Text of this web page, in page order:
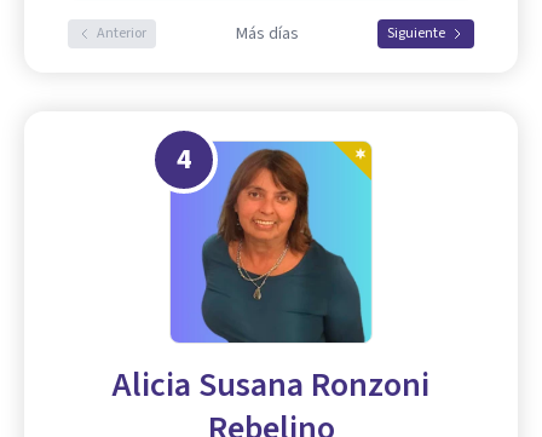
Anterior Más días Siguiente
4
Alicia Susana Ronzoni